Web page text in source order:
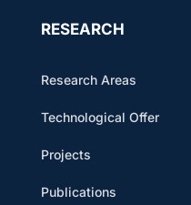
RESEARCH
Research Areas
Technological Offer
Projects
Publications